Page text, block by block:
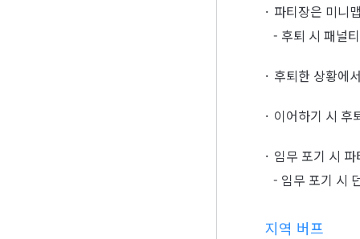
파티장은 미니
- 후퇴 시 패널
후퇴한 상황에
이어하기 시 후
임무 포기 시
- 임무 포기 시
지역 버프